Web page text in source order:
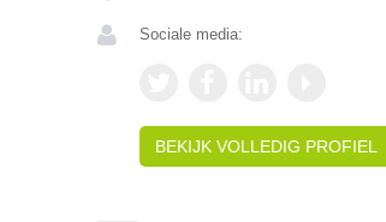
Sociale media:
BEKIJK VOLLEDIG PROFIEL